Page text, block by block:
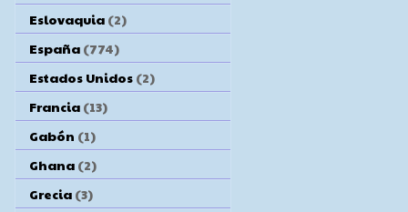
Eslovaquia (2)
España (774)
Estados Unidos (2)
Francia (13)
Gabón (1)
Ghana (2)
Grecia (3)